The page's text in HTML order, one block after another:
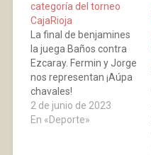
categoría del torneo
CajaRioja
La final de benjamines
la juega Baños contra
Ezcaray. Fermin y Jorge
nos representan ¡Aúpa
chavales!
2 de junio de 2023
En «Deporte»